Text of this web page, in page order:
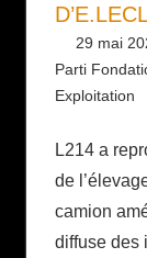
29 mai
Parti
Exploitation
L214 a
de
camion
diffuse des